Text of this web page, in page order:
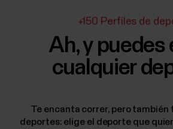
+150 Perfiles de
Ah, y puedes
cualquier
Te encanta correr, pero
deportes: elige el deporte que